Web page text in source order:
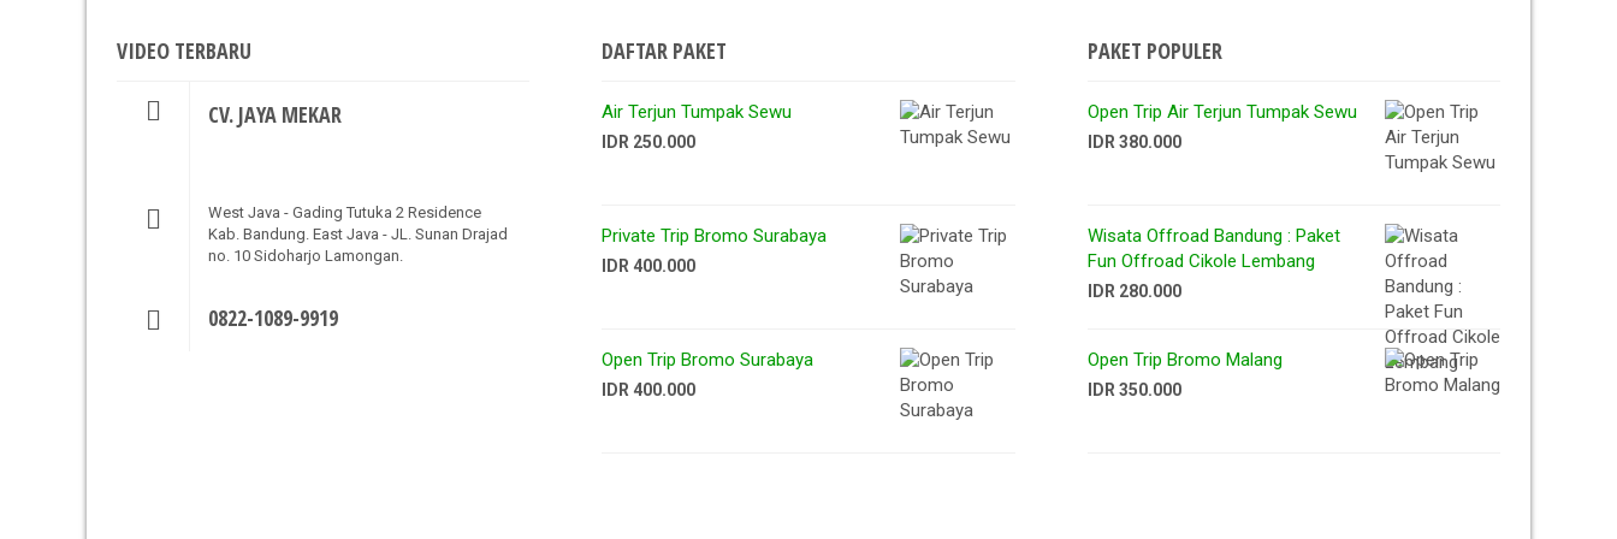
VIDEO TERBARU
CV. JAYA MEKAR
West Java - Gading Tutuka 2 Residence
Kab. Bandung. East Java - JL. Sunan Drajad
no. 10 Sidoharjo Lamongan.
0822-1089-9919
DAFTAR PAKET
Air Terjun Tumpak Sewu
IDR 250.000
Private Trip Bromo Surabaya
IDR 400.000
Open Trip Bromo Surabaya
IDR 400.000
PAKET POPULER
Open Trip Air Terjun Tumpak Sewu
IDR 380.000
Wisata Offroad Bandung : Paket
Fun Offroad Cikole Lembang
IDR 280.000
Open Trip Bromo Malang
IDR 350.000